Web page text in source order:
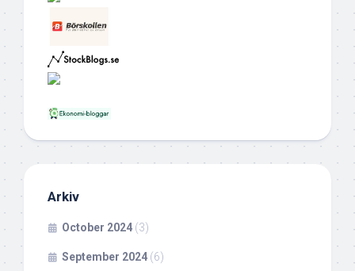
Arkiv
October 2024 (3)
September 2024 (6)